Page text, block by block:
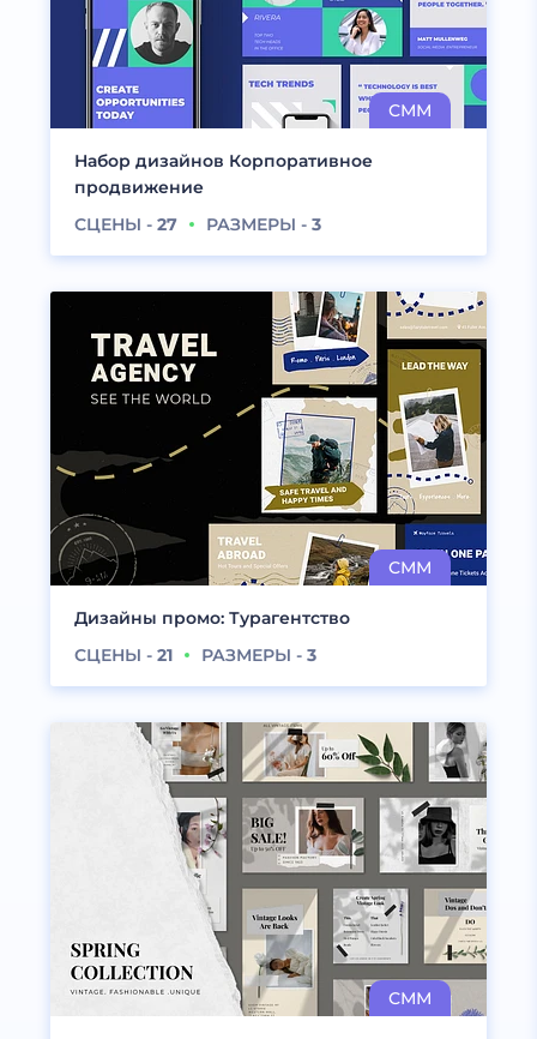
Набор дизайнов Корпоративное
продвижение
СЦЕНЫ - 27 РАЗМЕРЫ - 3
Дизайны промо: Турагентство
СЦЕНЫ - 21 РАЗМЕРЫ - 3